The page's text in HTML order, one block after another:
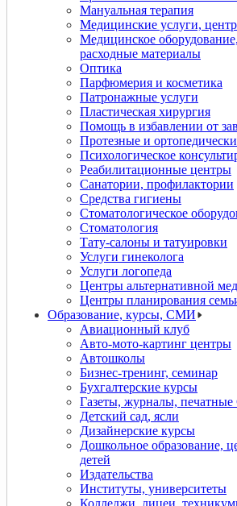
Мануальная терапия
Медицинские услуги,
Медицинское
расходные материалы
Оптика
Парфюмерия и косметика
Патронажные услуги
Пластическая хирургия
Помощь в избавлении от
Протезные и
Психологическое
Реабилитационные центры
Санатории, профилактории
Средства гигиены
Стоматологическое
Стоматология
Тату-салоны и татуировки
Услуги гинеколога
Услуги логопеда
Центры альтернативной
Центры планирования
Образование, курсы, СМИ
Авиационный клуб
Авто-мото-картинг центры
Автошколы
Бизнес-тренинг, семинар
Бухгалтерские курсы
Газеты, журналы,
Детский сад, ясли
Дизайнерские курсы
Дошкольное образование,
детей
Издательства
Институты, университеты
Колледжи, лицеи,